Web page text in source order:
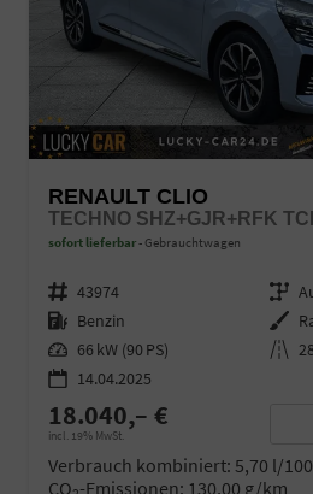
RENAULT CLIO
sofort lieferbar Gebrauchtwagen
Fahrzeugnr. 43974 Getriebe
Kraftstoff Benzin Außenfarbe
Leistung 66 kW (90 PS) Kilometerstand
14.04.2025
18.040,– €
incl. 19% MwSt.
Verbrauch kombiniert: 5,70 l/
CO -Emissionen: 130,00 g/km